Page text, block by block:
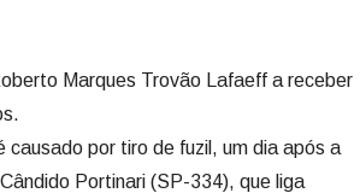
Marques Trovão Lafaeff a receber
causado por tiro de fuzil, um dia após a
Portinari (SP-334), que liga